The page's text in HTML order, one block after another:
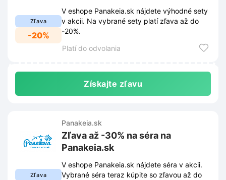
Zľava
-20%
V eshope Panakeia.sk nájdete výhodné sety
v akcii. Na vybrané sety platí zľava až do
-20%.
Platí do odvolania
Získajte zľavu
Zľava
Panakeia.sk
Zľava až -30% na séra na
Panakeia.sk
V eshope Panakeia.sk nájdete séra v akcii.
Vybrané séra teraz kúpite so zľavou až do